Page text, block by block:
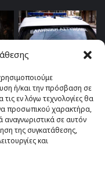
ή/και την πρόσβαση σε
εν λόγω τεχνολογίες θα
προσωπικού χαρακτήρα,
σε αυτόν
της συγκατάθεσης,
και